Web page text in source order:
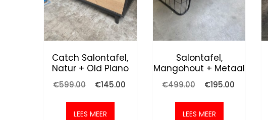
Catch Salontafel,
Natur + Old Piano
€599.00
Oorspronkelijke
was:
€599.00.
€145.00
LEES MEER
Salontafel,
Mangohout + Metaal
€499.00
Oorspronkelijke
was:
€499.00.
€195.00
LEES MEER